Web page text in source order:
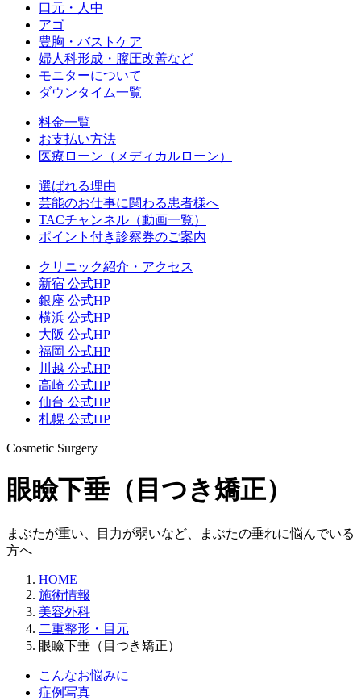
口元・人中
アゴ
豊胸・バストケア
婦人科形成・膣圧改善など
モニターについて
ダウンタイム一覧
料金一覧
お支払い方法
医療ローン（メディカルローン）
選ばれる理由
芸能のお仕事に関わる患者様へ
TACチャンネル（動画一覧）
ポイント付き診察券のご案内
クリニック紹介・アクセス
新宿 公式HP
銀座 公式HP
横浜 公式HP
大阪 公式HP
福岡 公式HP
川越 公式HP
高崎 公式HP
仙台 公式HP
札幌 公式HP
Cosmetic Surgery
眼瞼下垂（目つき矯正）
まぶたが重い、目力が弱いなど、まぶたの垂れに悩んでいる
方へ
HOME
施術情報
美容外科
二重整形・目元
眼瞼下垂（目つき矯正）
こんなお悩みに
症例写真